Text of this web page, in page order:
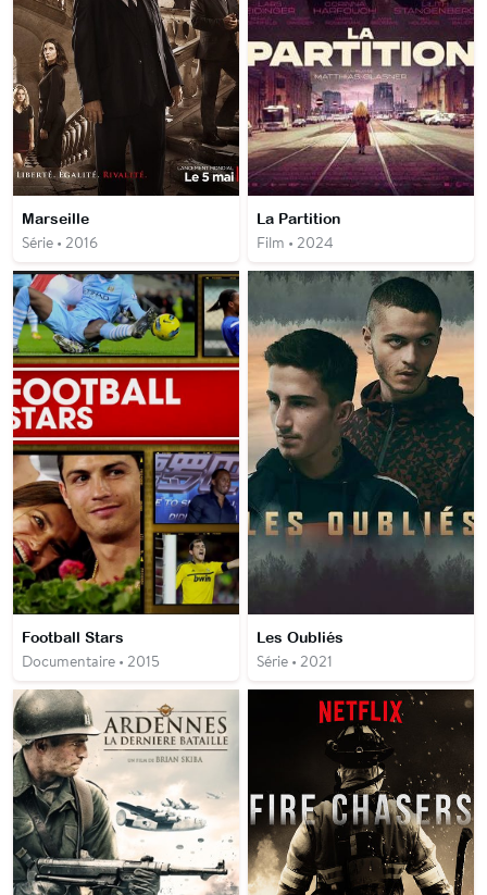
Marseille
Série • 2016
La Partition
Film • 2024
Football Stars
Documentaire • 2015
Les Oubliés
Série • 2021